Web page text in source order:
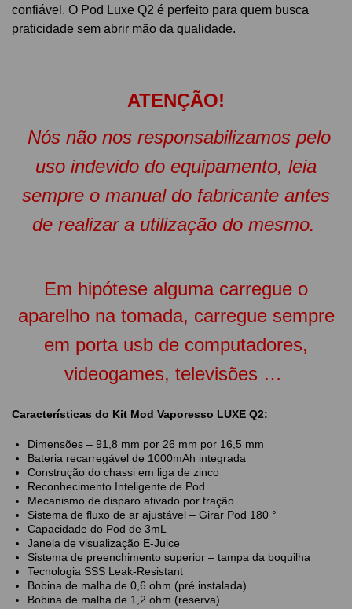
confiável. O Pod Luxe Q2 é perfeito para quem busca
praticidade sem abrir mão da qualidade.
ATENÇÃO!
Nós não nos responsabilizamos pelo
uso indevido do equipamento, leia
sempre o manual do fabricante antes
de realizar a utilização do mesmo.
Em hipótese alguma carregue o
aparelho na tomada, carregue sempre
em porta usb de computadores,
videogames, televisões …
Características do Kit Mod Vaporesso LUXE Q2:
Dimensões – 91,8 mm por 26 mm por 16,5 mm
Bateria recarregável de 1000mAh integrada
Construção do chassi em liga de zinco
Reconhecimento Inteligente de Pod
Mecanismo de disparo ativado por tração
Sistema de fluxo de ar ajustável – Girar Pod 180 °
Capacidade do Pod de 3mL
Janela de visualização E-Juice
Sistema de preenchimento superior – tampa da boquilha
Tecnologia SSS Leak-Resistant
Bobina de malha de 0,6 ohm (pré instalada)
Bobina de malha de 1,2 ohm (reserva)